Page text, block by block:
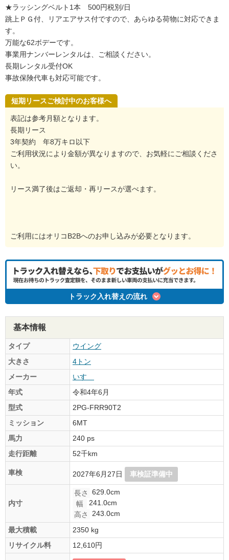
★ラッシングベルト1本 500円税別/日
跳上ＰＧ付、リアエアサス付ですので、あらゆる荷物に対応できま
す。
万能な62ボデーです。
事業用ナンバーレンタルは、ご相談ください。
長期レンタル受付OK
事故保険代車も対応可能です。
短期リースご検討中のお客様へ
表記は参考月額となります。
長期リース
3年契約 年8万キロ以下
ご利用状況により金額が異なりますので、お気軽にご相談くださ
い。
リース満了後はご返却・再リースが選べます。
ご利用にはオリコB2Bへのお申し込みが必要となります。
トラック入れ替えの流れ
基本情報
タイプ
ウイング
大きさ
4トン
メーカー
いすゞ
年式
令和4年6月
型式
2PG-FRR90T2
ミッション
6MT
馬力
240 ps
走行距離
52千km
車検 2027年6月27日 車検証準備中
内寸
長さ
629.0cm
幅
241.0cm
高さ
243.0cm
最大積載
2350 kg
リサイクル料
12,610円